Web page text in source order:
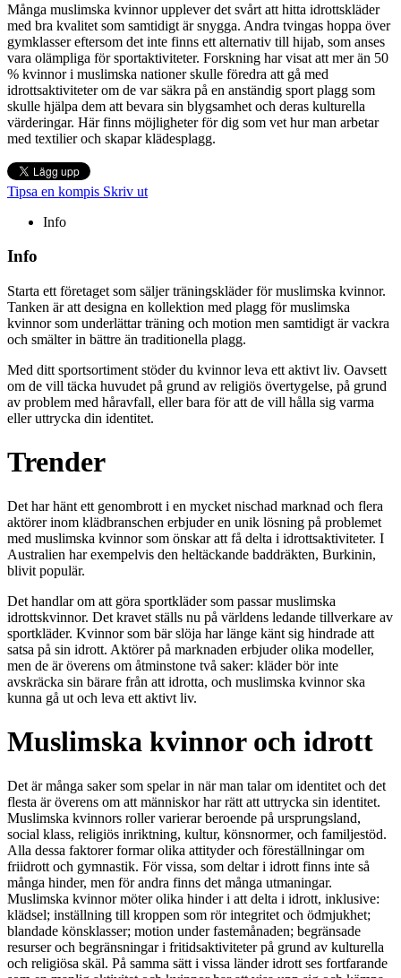
Många muslimska kvinnor upplever det svårt att hitta idrottskläder
med bra kvalitet som samtidigt är snygga. Andra tvingas hoppa över
gymklasser eftersom det inte finns ett alternativ till hijab, som anses
vara olämpliga för sportaktiviteter. Forskning har visat att mer än 50
% kvinnor i muslimska nationer skulle föredra att gå med
idrottsaktiviteter om de var säkra på en anständig sport plagg som
skulle hjälpa dem att bevara sin blygsamhet och deras kulturella
värderingar. Här finns möjligheter för dig som vet hur man arbetar
med textilier och skapar klädesplagg.
Tipsa en kompis Skriv ut
Info
Info
Starta ett företaget som säljer träningskläder för muslimska kvinnor.
Tanken är att designa en kollektion med plagg för muslimska
kvinnor som underlättar träning och motion men samtidigt är vackra
och smälter in bättre än traditionella plagg.
Med ditt sportsortiment stöder du kvinnor leva ett aktivt liv. Oavsett
om de vill täcka huvudet på grund av religiös övertygelse, på grund
av problem med håravfall, eller bara för att de vill hålla sig varma
eller uttrycka din identitet.
Trender
Det har hänt ett genombrott i en mycket nischad marknad och flera
aktörer inom klädbranschen erbjuder en unik lösning på problemet
med muslimska kvinnor som önskar att få delta i idrottsaktiviteter. I
Australien har exempelvis den heltäckande baddräkten, Burkinin,
blivit populär.
Det handlar om att göra sportkläder som passar muslimska
idrottskvinnor. Det kravet ställs nu på världens ledande tillverkare av
sportkläder. Kvinnor som bär slöja har länge känt sig hindrade att
satsa på sin idrott. Aktörer på marknaden erbjuder olika modeller,
men de är överens om åtminstone två saker: kläder bör inte
avskräcka sin bärare från att idrotta, och muslimska kvinnor ska
kunna gå ut och leva ett aktivt liv.
Muslimska kvinnor och idrott
Det är många saker som spelar in när man talar om identitet och det
flesta är överens om att människor har rätt att uttrycka sin identitet.
Muslimska kvinnors roller varierar beroende på ursprungsland,
social klass, religiös inriktning, kultur, könsnormer, och familjestöd.
Alla dessa faktorer formar olika attityder och föreställningar om
friidrott och gymnastik. För vissa, som deltar i idrott finns inte så
många hinder, men för andra finns det många utmaningar.
Muslimska kvinnor möter olika hinder i att delta i idrott, inklusive:
klädsel; inställning till kroppen som rör integritet och ödmjukhet;
blandade könsklasser; motion under fastemånaden; begränsade
resurser och begränsningar i fritidsaktiviteter på grund av kulturella
och religiösa skäl. På samma sätt i vissa länder idrott ses fortfarande